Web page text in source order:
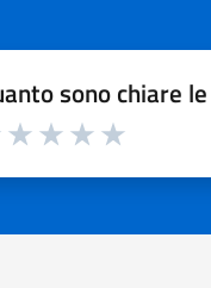
sono chiare
da 1 a 5 stelle la pagina